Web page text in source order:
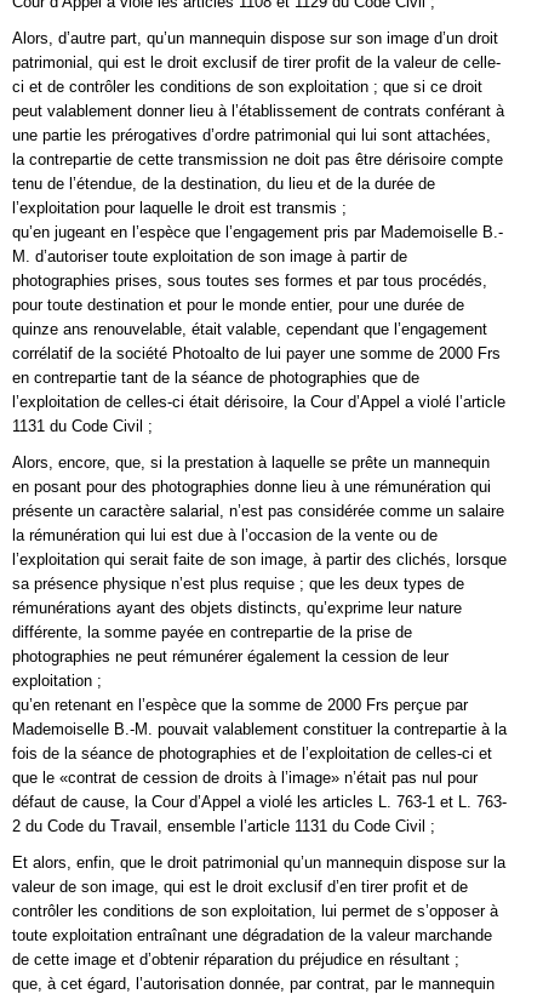
Alors, d’autre part, qu’un mannequin dispose sur son image d’un droit
patrimonial, qui est le droit exclusif de tirer profit de la valeur de celle-
ci et de contrôler les conditions de son exploitation ; que si ce droit
peut valablement donner lieu à l’établissement de contrats conférant à
une partie les prérogatives d’ordre patrimonial qui lui sont attachées,
la contrepartie de cette transmission ne doit pas être dérisoire compte
tenu de l’étendue, de la destination, du lieu et de la durée de
l’exploitation pour laquelle le droit est transmis ;
qu’en jugeant en l’espèce que l’engagement pris par Mademoiselle B.-
M. d’autoriser toute exploitation de son image à partir de
photographies prises, sous toutes ses formes et par tous procédés,
pour toute destination et pour le monde entier, pour une durée de
quinze ans renouvelable, était valable, cependant que l’engagement
corrélatif de la société Photoalto de lui payer une somme de 2000 Frs
en contrepartie tant de la séance de photographies que de
l’exploitation de celles-ci était dérisoire, la Cour d’Appel a violé l’article
1131 du Code Civil ;
Alors, encore, que, si la prestation à laquelle se prête un mannequin
en posant pour des photographies donne lieu à une rémunération qui
présente un caractère salarial, n’est pas considérée comme un salaire
la rémunération qui lui est due à l’occasion de la vente ou de
l’exploitation qui serait faite de son image, à partir des clichés, lorsque
sa présence physique n’est plus requise ; que les deux types de
rémunérations ayant des objets distincts, qu’exprime leur nature
différente, la somme payée en contrepartie de la prise de
photographies ne peut rémunérer également la cession de leur
exploitation ;
qu’en retenant en l’espèce que la somme de 2000 Frs perçue par
Mademoiselle B.-M. pouvait valablement constituer la contrepartie à la
fois de la séance de photographies et de l’exploitation de celles-ci et
que le «contrat de cession de droits à l’image» n’était pas nul pour
défaut de cause, la Cour d’Appel a violé les articles L. 763-1 et L. 763-
2 du Code du Travail, ensemble l’article 1131 du Code Civil ;
Et alors, enfin, que le droit patrimonial qu’un mannequin dispose sur la
valeur de son image, qui est le droit exclusif d’en tirer profit et de
contrôler les conditions de son exploitation, lui permet de s’opposer à
toute exploitation entraînant une dégradation de la valeur marchande
de cette image et d’obtenir réparation du préjudice en résultant ;
que, à cet égard, l’autorisation donnée, par contrat, par le mannequin